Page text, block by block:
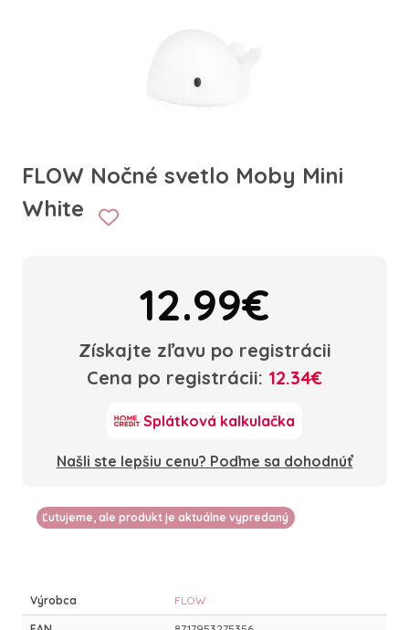
FLOW Nočné svetlo Moby Mini
White
12.99€
Získajte zľavu po registrácii
Cena po registrácii: 12.34€
Splátková kalkulačka
Našli ste lepšiu cenu? Poďme sa dohodnúť
Ľutujeme, ale produkt je aktuálne vypredaný
Výrobca FLOW